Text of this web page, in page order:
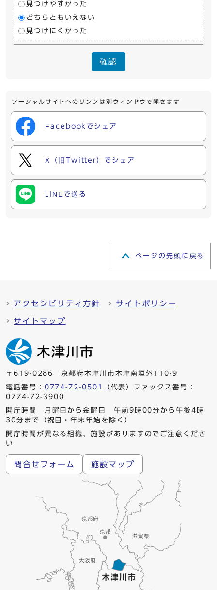
見つけやすかった
どちらともいえない
見つけにくかった
確認
ソーシャルサイトへのリンクは別ウィンドウで開きます
Facebookでシェア
X（旧Twitter）でシェア
LINEで送る
ページの先頭に戻る
アクセシビリティ方針 サイトポリシー
サイトマップ
〒619-0286 京都府木津川市木津南垣外110-9
電話番号： 0774-72-0501
（代表）ファックス番号：
0774-72-3900
開庁時間 月曜日から金曜日 午前9時00分から午後4時
30分まで（祝日・年末年始を除く）
開庁時間が異なる組織、施設がありますのでご注意くださ
い
問合せフォーム 施設マップ